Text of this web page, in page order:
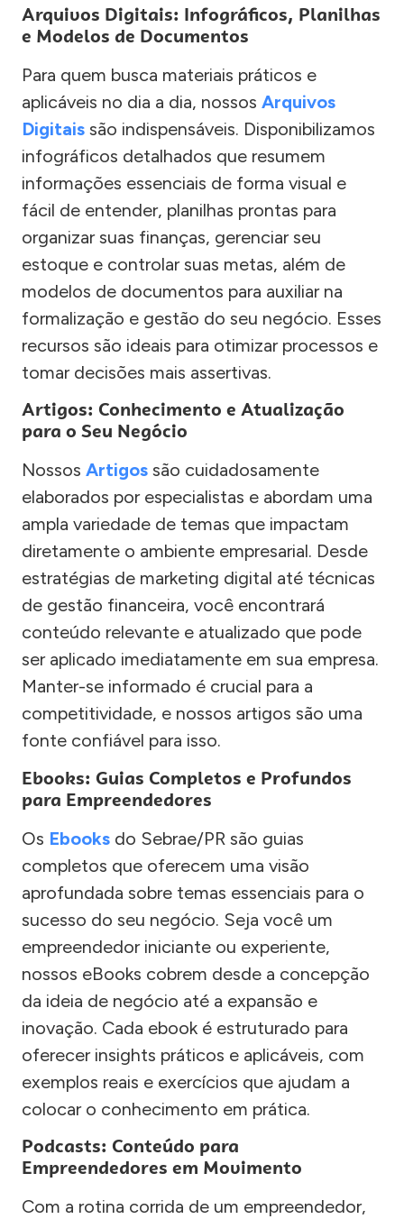
Arquivos Digitais: Infográficos, Planilhas
e Modelos de Documentos
Para quem busca materiais práticos e
aplicáveis no dia a dia, nossos Arquivos
Digitais são indispensáveis. Disponibilizamos
infográficos detalhados que resumem
informações essenciais de forma visual e
fácil de entender, planilhas prontas para
organizar suas finanças, gerenciar seu
estoque e controlar suas metas, além de
modelos de documentos para auxiliar na
formalização e gestão do seu negócio. Esses
recursos são ideais para otimizar processos e
tomar decisões mais assertivas.
Artigos: Conhecimento e Atualização
para o Seu Negócio
Nossos Artigos são cuidadosamente
elaborados por especialistas e abordam uma
ampla variedade de temas que impactam
diretamente o ambiente empresarial. Desde
estratégias de marketing digital até técnicas
de gestão financeira, você encontrará
conteúdo relevante e atualizado que pode
ser aplicado imediatamente em sua empresa.
Manter-se informado é crucial para a
competitividade, e nossos artigos são uma
fonte confiável para isso.
Ebooks: Guias Completos e Profundos
para Empreendedores
Os Ebooks do Sebrae/PR são guias
completos que oferecem uma visão
aprofundada sobre temas essenciais para o
sucesso do seu negócio. Seja você um
empreendedor iniciante ou experiente,
nossos eBooks cobrem desde a concepção
da ideia de negócio até a expansão e
inovação. Cada ebook é estruturado para
oferecer insights práticos e aplicáveis, com
exemplos reais e exercícios que ajudam a
colocar o conhecimento em prática.
Podcasts: Conteúdo para
Empreendedores em Movimento
Com a rotina corrida de um empreendedor,